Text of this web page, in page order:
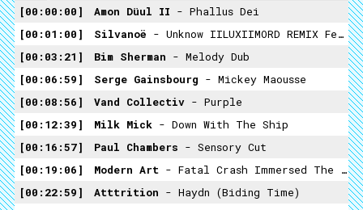
00:00:00 Amon Düul II - Phallus Dei
00:01:00
Silvanoë - Unknow IILUXIIMORD REMIX Feat Mc Sakoch'
00:03:21
Bim Sherman - Melody Dub
00:06:59
Serge Gainsbourg - Mickey Maousse
00:08:56
Vand Collectiv - Purple
00:12:39
Milk Mick - Down With The Ship
00:16:57
Paul Chambers - Sensory Cut
00:19:06
Modern Art - Fatal Crash Immersed The Start
00:22:59
Atttrition - Haydn (Biding Time)